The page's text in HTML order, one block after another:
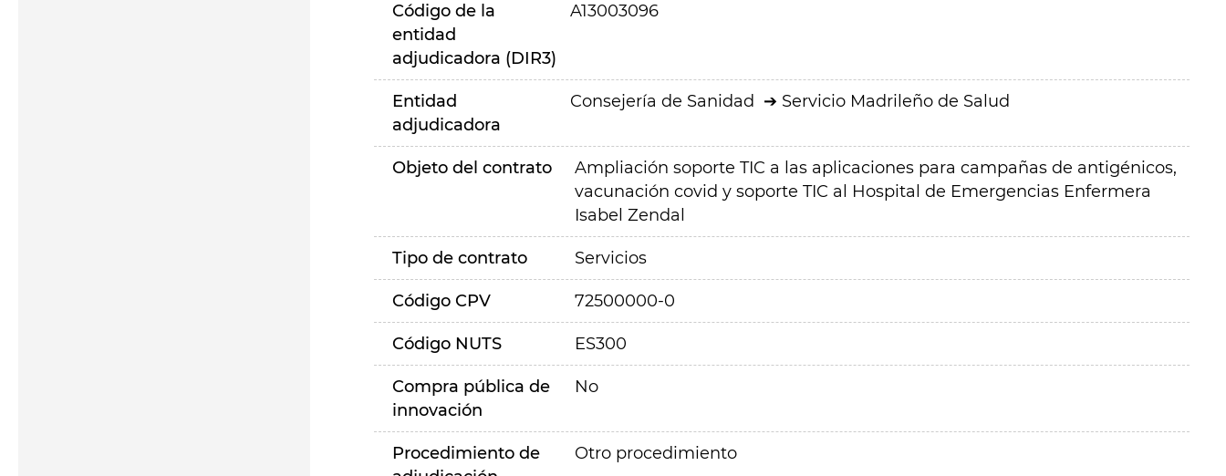
Código de la
entidad
adjudicadora (DIR3)
A13003096
Entidad
adjudicadora
Consejería de Sanidad Servicio Madrileño de Salud
Objeto del contrato
Ampliación soporte TIC a las aplicaciones para campañas de antigénicos,
vacunación covid y soporte TIC al Hospital de Emergencias Enfermera
Isabel Zendal
Tipo de contrato Servicios
Código CPV 72500000-0
Código NUTS ES300
Compra pública de
innovación
No
Procedimiento de
Otro procedimiento